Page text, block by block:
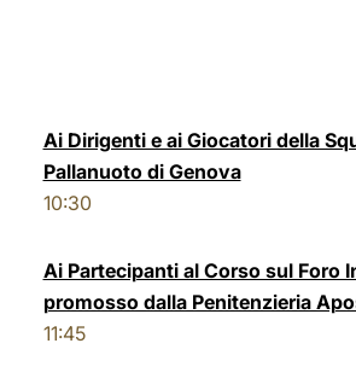
Ai Dirigenti e ai Giocatori della
Pallanuoto di Genova
10:30
Ai Partecipanti al Corso sul Foro
promosso dalla Penitenzieria
11:45